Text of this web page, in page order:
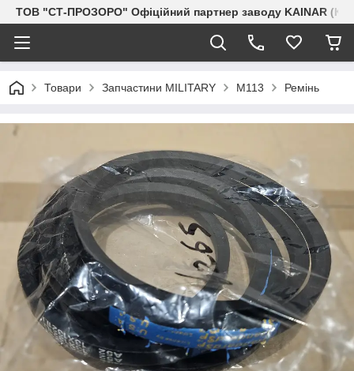
ТОВ "СТ-ПРОЗОРО" Офіційний партнер заводу KAINAR
Товари Запчастини MILITARY M113 Ремінь